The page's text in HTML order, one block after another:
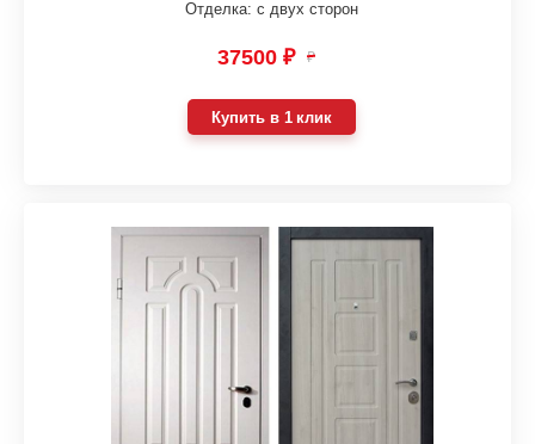
Отделка: с двух сторон
37500 ₽ ₽
Купить в 1 клик